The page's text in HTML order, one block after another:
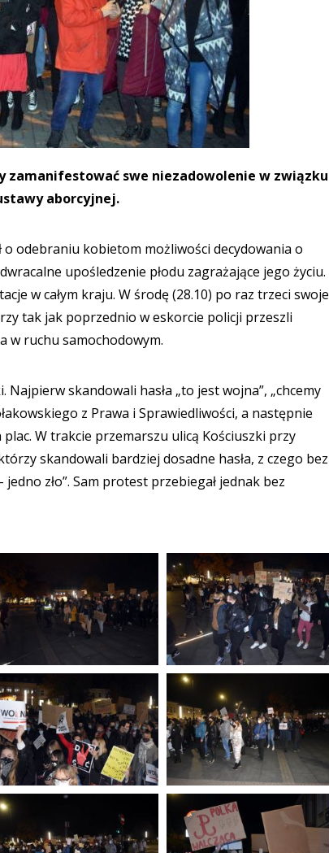
zamanifestować swe niezadowolenie w związku
aborcyjnej.
odebraniu kobietom możliwości decydowania o
upośledzenie płodu zagrażające jego życiu.
w całym kraju. W środę (28.10) po raz trzeci swoje
tak jak poprzednio w eskorcie policji przeszli
w ruchu samochodowym.
skandowali hasła „to jest wojna”, „chcemy
z Prawa i Sprawiedliwości, a następnie
W trakcie przemarszu ulicą Kościuszki przy
skandowali bardziej dosadne hasła, z czego bez
zło”. Sam protest przebiegał jednak bez